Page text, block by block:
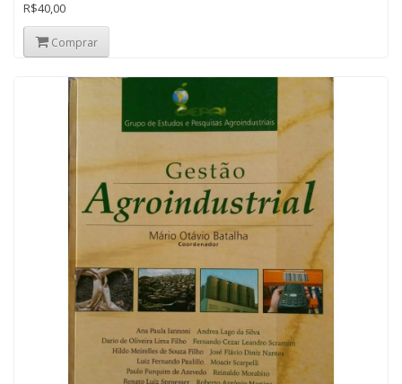
R$40,00
Comprar